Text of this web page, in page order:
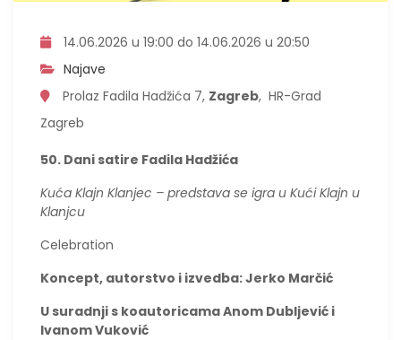
14.06.2026 u 19:00 do 14.06.2026 u 20:50
Najave
Prolaz Fadila Hadžića 7, Zagreb, HR-Grad
Zagreb
50. Dani satire Fadila Hadžića
Kuća Klajn Klanjec – predstava se igra u Kući Klajn u
Klanjcu
Celebration
Koncept, autorstvo i izvedba: Jerko Marčić
U suradnji s koautoricama Anom Dubljević i
Ivanom Vuković